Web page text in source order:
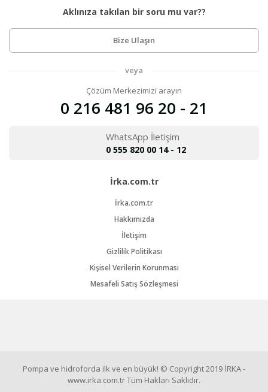
Aklınıza takılan bir soru mu var??
Bize Ulaşın
veya
Çözüm Merkezimizi arayın
0 216 481 96 20 - 21
WhatsApp İletişim
0 555 820 00 14 - 12
İrka.com.tr
İrka.com.tr
Hakkımızda
İletişim
Gizlilik Politikası
Kişisel Verilerin Korunması
Mesafeli Satış Sözleşmesi
Pompa ve hidroforda ilk ve en büyük! © Copyright 2019 İRKA -
www.irka.com.tr Tüm Hakları Saklıdır.